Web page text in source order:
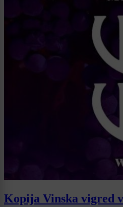
Kopija Vinska vigred